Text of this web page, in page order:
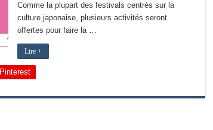
Comme la plupart des festivals centrés sur la
culture japonaise, plusieurs activités seront
offertes pour faire la …
Lire +
Pinterest